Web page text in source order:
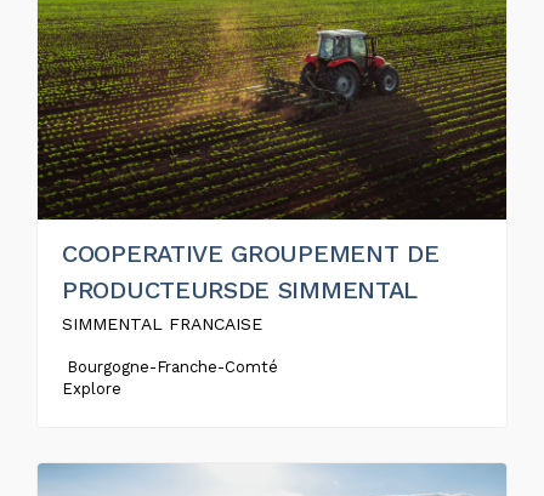
COOPERATIVE GROUPEMENT DE
PRODUCTEURSDE SIMMENTAL
SIMMENTAL FRANCAISE
Bourgogne-Franche-Comté
Explore